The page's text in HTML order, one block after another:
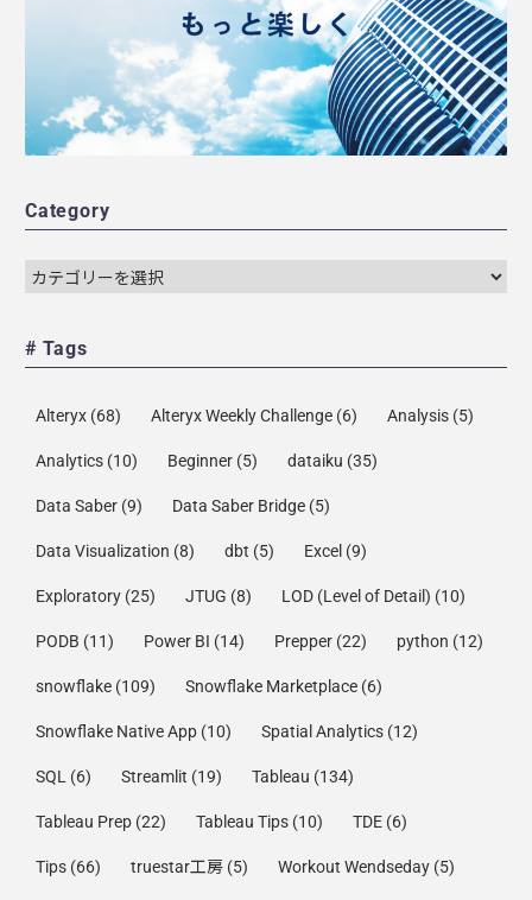
Category
# Tags
Alteryx (68) Alteryx Weekly Challenge (6) Analysis (5)
Analytics (10) Beginner (5) dataiku (35)
Data Saber (9) Data Saber Bridge (5)
Data Visualization (8) dbt (5) Excel (9)
Exploratory (25) JTUG (8) LOD (Level of Detail) (10)
PODB (11) Power BI (14) Prepper (22) python (12)
snowflake (109) Snowflake Marketplace (6)
Snowflake Native App (10) Spatial Analytics (12)
SQL (6) Streamlit (19) Tableau (134)
Tableau Prep (22) Tableau Tips (10) TDE (6)
Tips (66) truestar工房 (5) Workout Wendseday (5)